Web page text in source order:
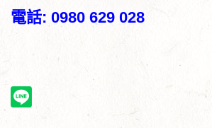
電話: 0980 629 028